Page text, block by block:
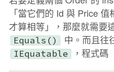
「當它們的 Id 與 Price
才算相等」，那麼就需要
Equals() 中。而且往
IEquatable ，程式碼